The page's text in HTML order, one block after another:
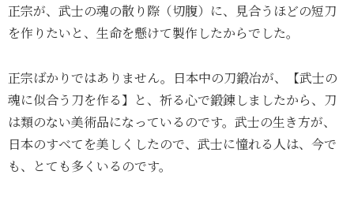
正宗が、武士の魂の散り際（切腹）に、見合うほどの短刀
を作りたいと、生命を懸けて製作したからでした。
正宗ばかりではありません。日本中の刀鍛冶が、【武士の
魂に似合う刀を作る】と、祈る心で鍛錬しましたから、刀
は類のない美術品になっているのです。武士の生き方が、
日本のすべてを美しくしたので、武士に憧れる人は、今で
も、とても多くいるのです。